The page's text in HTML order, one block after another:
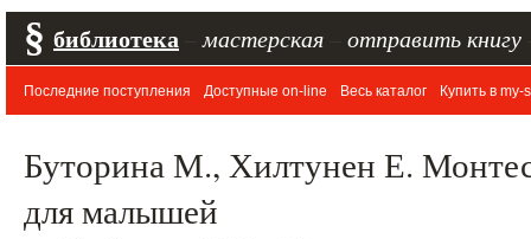
§ библиотека мастерская отправить книгу
Последние поступления Доступные on-line Весь каталог Купить в my-
Буторина М., Хилтунен Е.
для малышей